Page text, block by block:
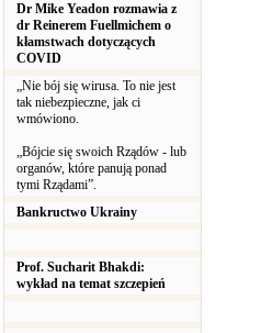
Dr Mike Yeadon rozmawia z
dr Reinerem Fuellmichem o
kłamstwach dotyczących
COVID
„Nie bój się wirusa. To nie jest
tak niebezpieczne, jak ci
wmówiono.
„Bójcie się swoich Rządów - lub
organów, które panują ponad
tymi Rządami”.
Bankructwo Ukrainy
Prof. Sucharit Bhakdi:
wykład na temat szczepień